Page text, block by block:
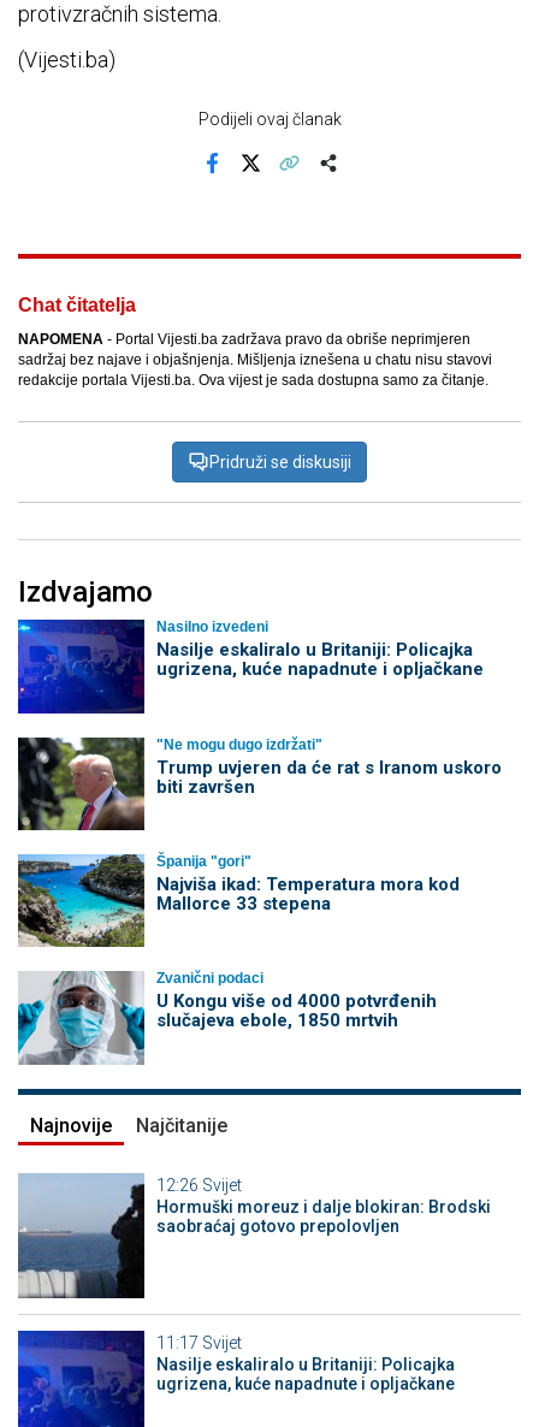
protivzračnih sistema.
(Vijesti.ba)
Podijeli ovaj članak
Chat čitatelja
NAPOMENA - Portal Vijesti.ba zadržava pravo da obriše neprimjeren
sadržaj bez najave i objašnjenja. Mišljenja iznešena u chatu nisu stavovi
redakcije portala Vijesti.ba. Ova vijest je sada dostupna samo za čitanje.
Pridruži se diskusiji
Izdvajamo
Nasilno izvedeni
Nasilje eskaliralo u Britaniji: Policajka
ugrizena, kuće napadnute i opljačkane
"Ne mogu dugo izdržati"
Trump uvjeren da će rat s Iranom uskoro
biti završen
Španija "gori"
Najviša ikad: Temperatura mora kod
Mallorce 33 stepena
Zvanični podaci
U Kongu više od 4000 potvrđenih
slučajeva ebole, 1850 mrtvih
Najnovije Najčitanije
12:26 Svijet
Hormuški moreuz i dalje blokiran: Brodski
saobraćaj gotovo prepolovljen
11:17 Svijet
Nasilje eskaliralo u Britaniji: Policajka
ugrizena, kuće napadnute i opljačkane